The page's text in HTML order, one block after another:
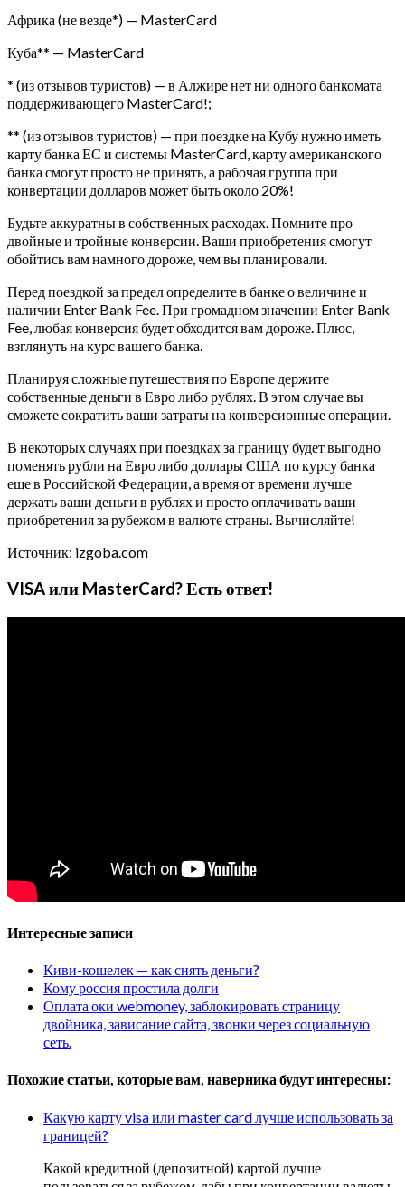
Африка (не везде*) — MasterCard
Куба** — MasterCard
* (из отзывов туристов) — в Алжире нет ни одного банкомата
поддерживающего MasterCard!;
** (из отзывов туристов) — при поездке на Кубу нужно иметь
карту банка ЕС и системы MasterCard, карту американского
банка смогут просто не принять, а рабочая группа при
конвертации долларов может быть около 20%!
Будьте аккуратны в собственных расходах. Помните про
двойные и тройные конверсии. Ваши приобретения смогут
обойтись вам намного дороже, чем вы планировали.
Перед поездкой за предел определите в банке о величине и
наличии Enter Bank Fee. При громадном значении Enter Bank
Fee, любая конверсия будет обходится вам дороже. Плюс,
взглянуть на курс вашего банка.
Планируя сложные путешествия по Европе держите
собственные деньги в Евро либо рублях. В этом случае вы
сможете сократить ваши затраты на конверсионные операции.
В некоторых случаях при поездках за границу будет выгодно
поменять рубли на Евро либо доллары США по курсу банка
еще в Российской Федерации, а время от времени лучше
держать ваши деньги в рублях и просто оплачивать ваши
приобретения за рубежом в валюте страны. Вычисляйте!
Источник: izgoba.com
VISA или MasterCard? Есть ответ!
Интересные записи
Киви-кошелек — как снять деньги?
Кому россия простила долги
Оплата оки webmoney, заблокировать страницу
двойника, зависание сайта, звонки через социальную
сеть.
Похожие статьи, которые вам, наверника будут интересны:
Какую карту visa или master card лучше использовать за
границей?
Какой кредитной (депозитной) картой лучше